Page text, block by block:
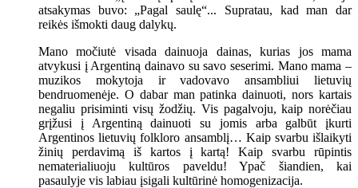
atsakymas buvo: „Pagal saulę“... Supratau, kad man dar
reikės išmokti daug dalykų.
Mano močiutė visada dainuoja dainas, kurias jos mama
atvykusi į Argentiną dainavo su savo seserimi. Mano mama –
muzikos mokytoja ir vadovavo ansambliui lietuvių
bendruomenėje. O dabar man patinka dainuoti, nors kartais
negaliu prisiminti visų žodžių. Vis pagalvoju, kaip norėčiau
grįžusi į Argentiną dainuoti su jomis arba galbūt įkurti
Argentinos lietuvių folkloro ansamblį… Kaip svarbu išlaikyti
žinių perdavimą iš kartos į kartą! Kaip svarbu rūpintis
nematerialiuoju kultūros paveldu! Ypač šiandien, kai
pasaulyje vis labiau įsigali kultūrinė homogenizacija.